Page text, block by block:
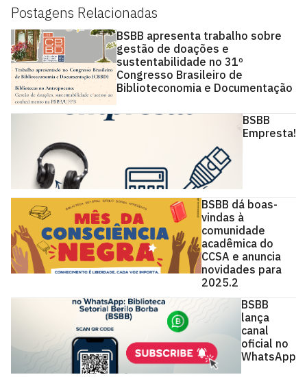
Postagens Relacionadas
BSBB apresenta trabalho sobre
gestão de doações e
sustentabilidade no 31º
Congresso Brasileiro de
Biblioteconomia e Documentação
BSBB
Empresta!
BSBB dá boas-
vindas à
comunidade
acadêmica do
CCSA e anuncia
novidades para
2025.2
BSBB
lança
canal
oficial no
WhatsApp